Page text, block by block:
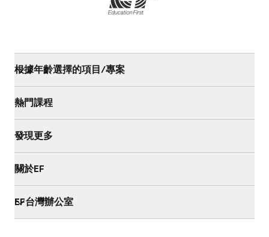
根據年齡選擇的項目/專案
熱門課程
發現更多
關於EF
EF台灣辦公室